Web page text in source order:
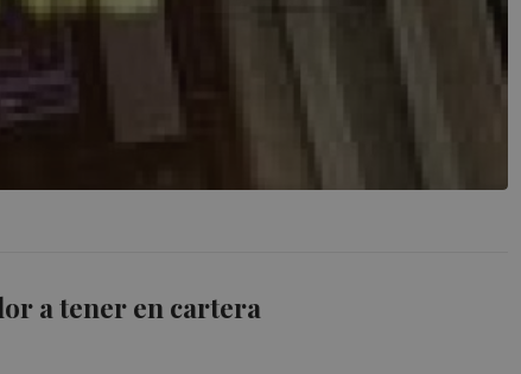
a tener en cartera